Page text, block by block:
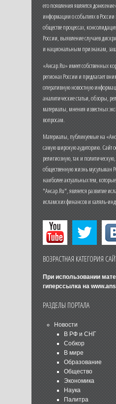
его появления является
информации о событиях в
обществе процессах,
России, выявление случаев
и национальным признакам,
«Ансар.Ru» имеет собственных
регионах России и предлагает
оперативную новостную
аналитические статьи, обзоры,
материалы, мнения известных
вопросам.
Материалы, публикуемые на
самую широкую аудиторию. Сайт
религиозную, так и
общественную жизнь мусульман
наиболее актуальных тем,
"Ансар.Ru", является развитие
исламских финансов и халяль-
ВОЗРАСТНАЯ КАТЕГОРИЯ
При использовании
гиперссылка на
РАЗДЕЛЫ ПОРТАЛА
Новости
В РФ и СНГ
Собкор
В мире
Образование
Общество
Экономика
Наука
Палитра